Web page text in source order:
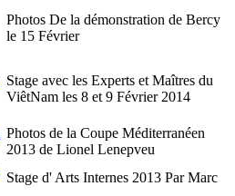
Photos De la démonstration de Bercy
le 15 Février
Stage avec les Experts et Maîtres du
ViêtNam les 8 et 9 Février 2014
Photos de la Coupe Méditerranéen
2013 de Lionel Lenepveu
Stage d' Arts Internes 2013 Par Marc